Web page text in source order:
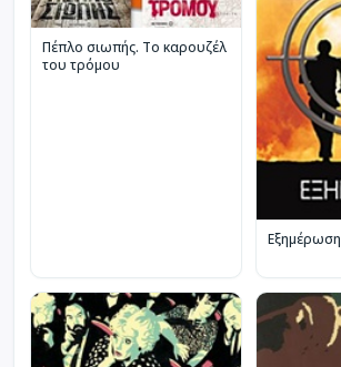
Πέπλο σιωπής. Το καρουζέλ
του τρόμου
Εξημέρωση